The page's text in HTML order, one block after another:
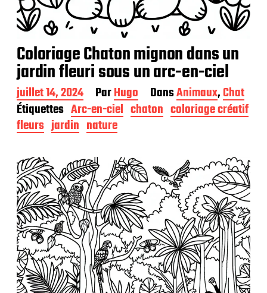
Coloriage Chaton mignon dans un
jardin fleuri sous un arc-en-ciel
D
a
t
e
p
u
b
l
i
c
a
t
i
o
n
juillet 14, 2024 ParHugo DansAnimaux,Chat
Étiquettes Arc-en-ciel chaton coloriage créatif
fleurs jardin nature